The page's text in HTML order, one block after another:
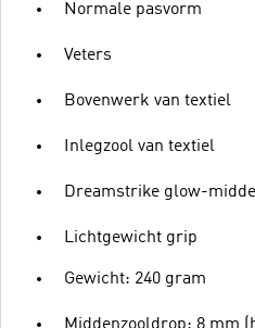
Normale pasvorm
Veters
Bovenwerk van textiel
Inlegzool van textiel
Dreamstrike glow-
Lichtgewicht grip
Gewicht: 240 gram